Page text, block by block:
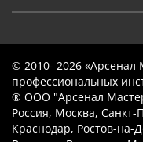
© 2010- 2026 «Арсенал
профессиональных
® ООО "Арсенал
Россия, Москва,
Краснодар, Ростов-на-